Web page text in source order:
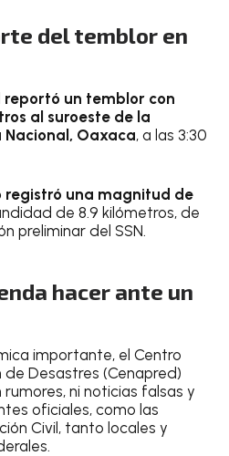
del temblor en
reportó un temblor con
al suroeste de la
Oaxaca, a las 3:30
una magnitud de
de 8.9 kilómetros, de
preliminar del SSN.
hacer ante un
importante, elCentro
de Desastres (Cenapred)
ni noticias falsas y
oficiales, como las
Civil, tanto locales y